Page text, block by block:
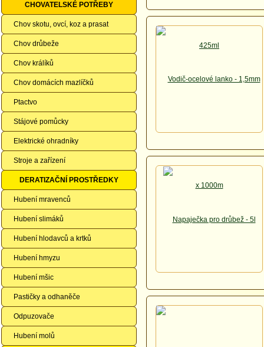
CHOVATELSKÉ POTŘEBY
Chov skotu, ovcí, koz a prasat
Chov drůbeže
Chov králíků
Chov domácích mazlíčků
Ptactvo
Stájové pomůcky
Elektrické ohradníky
Stroje a zařízení
DERATIZAČNÍ PROSTŘEDKY
Hubení mravenců
Hubení slimáků
Hubení hlodavců a krtků
Hubení hmyzu
Hubení mšic
Pastičky a odhaněče
Odpuzovače
Hubení molů